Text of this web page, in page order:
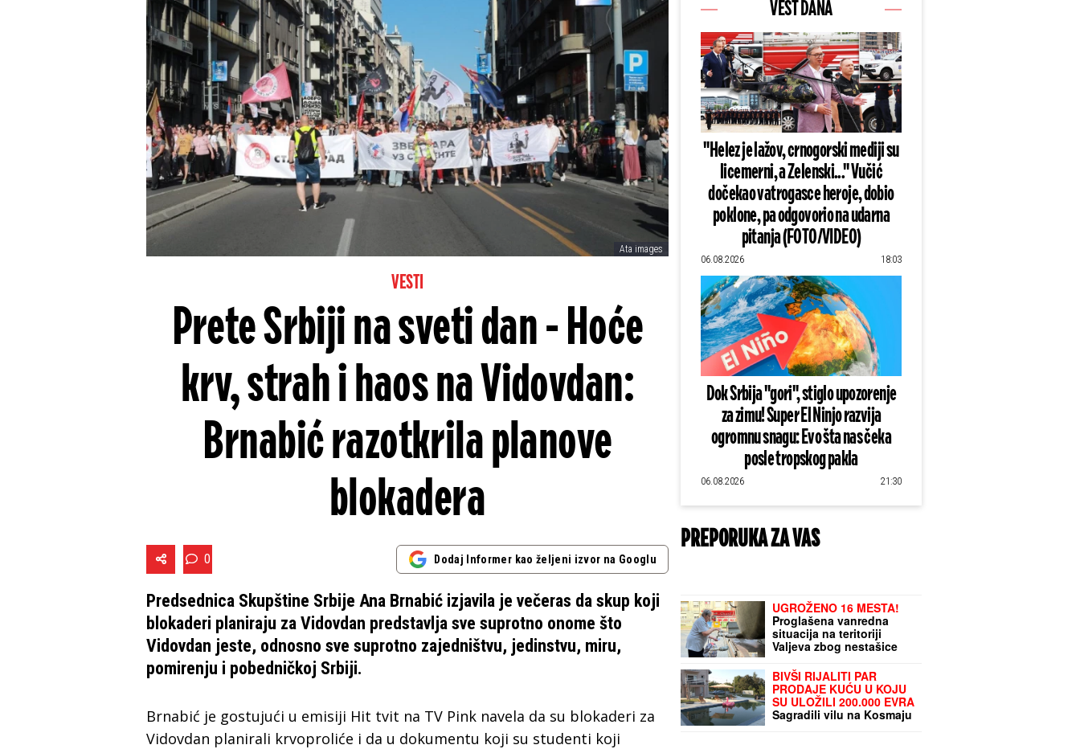
Ata images
VESTI
Prete Srbiji na sveti dan - Hoće
krv, strah i haos na Vidovdan:
Brnabić razotkrila planove
blokadera
0 Dodaj Informer kao željeni izvor na Googlu
Predsednica Skupštine Srbije Ana Brnabić izjavila je večeras da skup koji
blokaderi planiraju za Vidovdan predstavlja sve suprotno onome što
Vidovdan jeste, odnosno sve suprotno zajedništvu, jedinstvu, miru,
pomirenju i pobedničkoj Srbiji.
Brnabić je gostujući u emisiji Hit tvit na TV Pink navela da su blokaderi za
Vidovdan planirali krvoproliće i da u dokumentu koji su studenti koji
VEST DANA
"Helez je lažov, crnogorski mediji su
licemerni, a Zelenski..." Vučić
dočekao vatrogasce heroje, dobio
poklone, pa odgovorio na udarna
pitanja (FOTO/VIDEO)
06.08.2026 18:03
Dok Srbija "gori", stiglo upozorenje
za zimu! Super El Ninjo razvija
ogromnu snagu: Evo šta nas čeka
posle tropskog pakla
06.08.2026 21:30
PREPORUKA ZA VAS
UGROŽENO 16 MESTA!
Proglašena vanredna
situacija na teritoriji
Valjeva zbog nestašice
vode
BIVŠI RIJALITI PAR
PRODAJE KUĆU U KOJU
SU ULOŽILI 200.000 EVRA
Sagradili vilu na Kosmaju
i pokrenuli biznis, a sada